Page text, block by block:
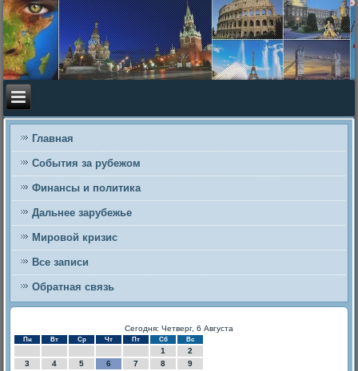
Главная
События за рубежом
Финансы и политика
Дальнее зарубежье
Мировой кризис
Все записи
Обратная связь
Сегодня: Четверг, 6 Августа
Пн Вт Ср Чт Пт Сб Вс
1
2
3
4 5 6 7 8
9